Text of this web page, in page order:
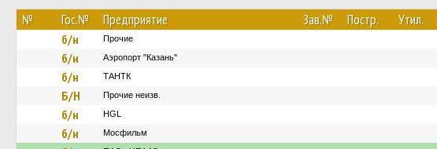
№ Гос.№ Предприятие Зав.№ Постр. Утил.
б/н Прочие
б/н Аэропорт "Казань"
б/н ТАНТК
Б/Н Прочие неизв.
б/н HGL
б/н Мосфильм